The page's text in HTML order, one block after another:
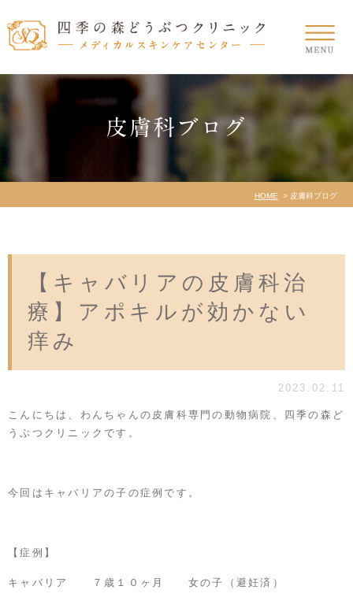
皮膚科ブログ
HOME 皮膚科ブログ
【キャバリアの皮膚科治
療】アポキルが効かない
痒み
2023.02.11
こんにちは、わんちゃんの皮膚科専門の動物病院、四季の森ど
うぶつクリニックです。
今回はキャバリアの子の症例です。
【症例】
キャバリア ７歳１０ヶ月 女の子（避妊済）